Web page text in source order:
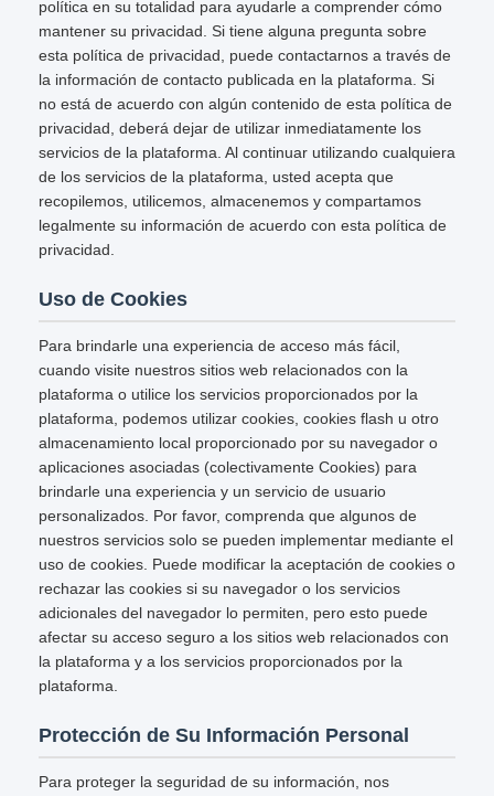
política en su totalidad para ayudarle a comprender cómo
mantener su privacidad. Si tiene alguna pregunta sobre
esta política de privacidad, puede contactarnos a través de
la información de contacto publicada en la plataforma. Si
no está de acuerdo con algún contenido de esta política de
privacidad, deberá dejar de utilizar inmediatamente los
servicios de la plataforma. Al continuar utilizando cualquiera
de los servicios de la plataforma, usted acepta que
recopilemos, utilicemos, almacenemos y compartamos
legalmente su información de acuerdo con esta política de
privacidad.
Uso de Cookies
Para brindarle una experiencia de acceso más fácil,
cuando visite nuestros sitios web relacionados con la
plataforma o utilice los servicios proporcionados por la
plataforma, podemos utilizar cookies, cookies flash u otro
almacenamiento local proporcionado por su navegador o
aplicaciones asociadas (colectivamente Cookies) para
brindarle una experiencia y un servicio de usuario
personalizados. Por favor, comprenda que algunos de
nuestros servicios solo se pueden implementar mediante el
uso de cookies. Puede modificar la aceptación de cookies o
rechazar las cookies si su navegador o los servicios
adicionales del navegador lo permiten, pero esto puede
afectar su acceso seguro a los sitios web relacionados con
la plataforma y a los servicios proporcionados por la
plataforma.
Protección de Su Información Personal
Para proteger la seguridad de su información, nos